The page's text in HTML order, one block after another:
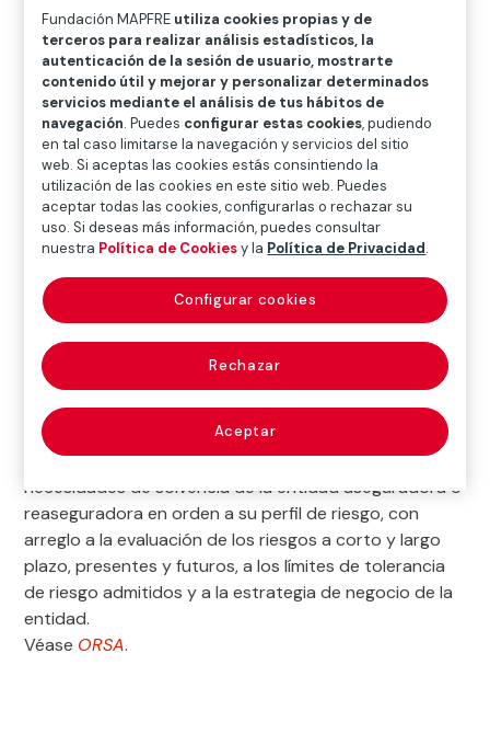
V
W X Y Z
Diccionario de seguros
Evaluación interna
de riesgos y
solvencia (own risk
and solvency
assessment)
Proceso propio del sistema de gestión de riesgos por
el que se analizan de forma sistemática y periódica las
necesidades de solvencia de la entidad aseguradora o
reaseguradora en orden a su perfil de riesgo, con
arreglo a la evaluación de los riesgos a corto y largo
plazo, presentes y futuros, a los límites de tolerancia
de riesgo admitidos y a la estrategia de negocio de la
entidad.
Véase ORSA.
Fundación MAPFRE utiliza cookies propias y de
terceros para realizar análisis estadísticos, la
autenticación de la sesión de usuario, mostrarte
contenido útil y mejorar y personalizar determinados
servicios mediante el análisis de tus hábitos de
navegación. Puedes configurar estas cookies, pudiendo
en tal caso limitarse la navegación y servicios del sitio
web. Si aceptas las cookies estás consintiendo la
utilización de las cookies en este sitio web. Puedes
aceptar todas las cookies, configurarlas o rechazar su
uso. Si deseas más información, puedes consultar
nuestra Política de Cookiesy la Política de Privacidad.
Rechazar
Aceptar
Configurar cookies